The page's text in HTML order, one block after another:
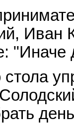
Иван
"Иначе
стола